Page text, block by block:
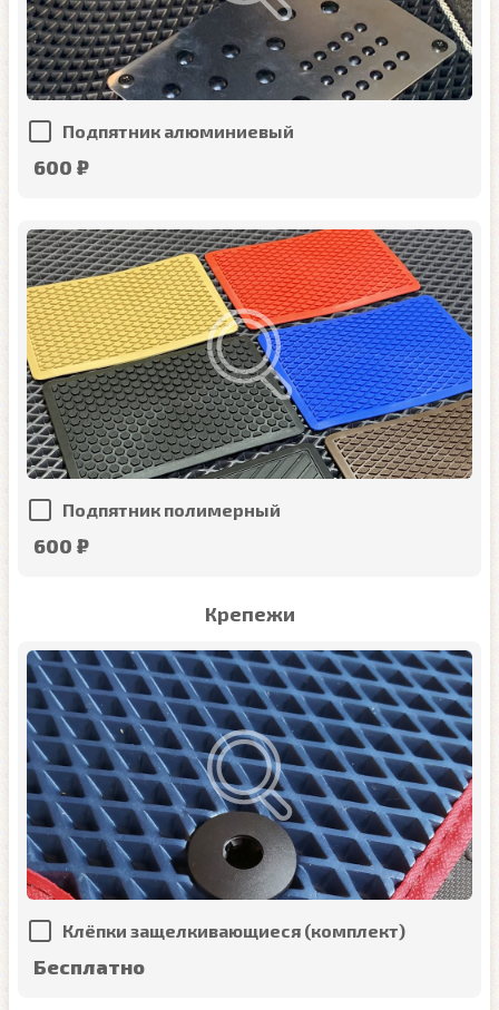
Подпятник алюминиевый
600 ₽
Подпятник полимерный
600 ₽
Крепежи
Клёпки защелкивающиеся (комплект)
Бесплатно